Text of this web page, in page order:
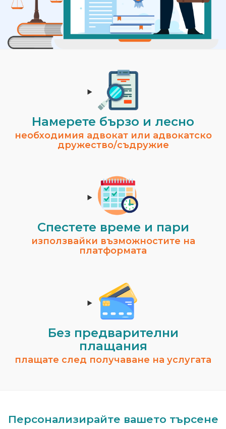
Намерете бързо и лесно
необходимия адвокат или адвокатско
дружество/съдружие
Спестeте време и пари
използвайки възможностите на
платформата
Без предварителни
плащания
плащате след получаване на услугата
Персонализирайте вашето търсене